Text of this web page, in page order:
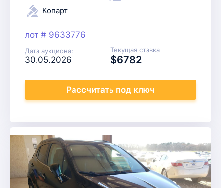
Копарт
лот # 9633776
Дата аукциона:
30.05.2026
Текущая ставка
$6782
Рассчитать под ключ